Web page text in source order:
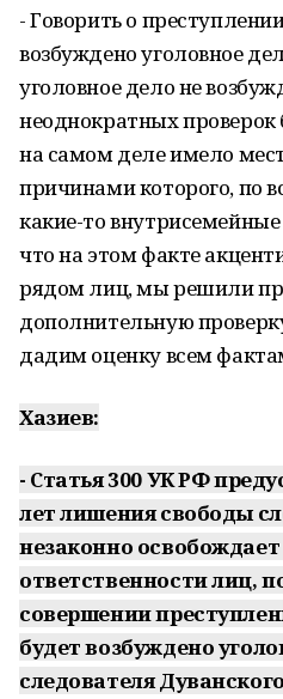
- Говорить о
возбуждено уголовное
уголовное дело не
неоднократных проверок
на самом деле имело
причинами которого, по
какие-то
что на этом факте
рядом лиц, мы решили
дополнительную
дадим оценку всем
Хазиев:
- Статья 300 УК РФ
лет лишения свободы
незаконно
ответственности лиц,
совершении
будет возбуждено
следователя